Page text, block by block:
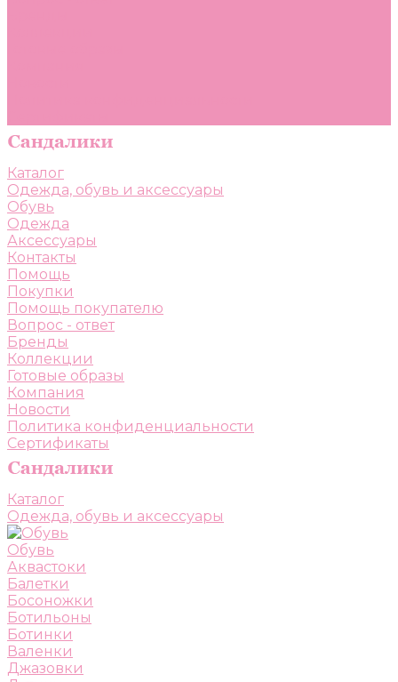
Каталог
Одежда, обувь и аксессуары
Обувь
Одежда
Аксессуары
Контакты
Помощь
Покупки
Помощь покупателю
Вопрос - ответ
Бренды
Коллекции
Готовые образы
Компания
Новости
Политика конфиденциальности
Сертификаты
Каталог
Одежда, обувь и аксессуары
Обувь
Аквастоки
Балетки
Босоножки
Ботильоны
Ботинки
Валенки
Джазовки